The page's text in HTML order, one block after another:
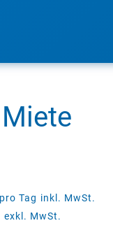
pro Tag inkl. MwSt.
exkl. MwSt.